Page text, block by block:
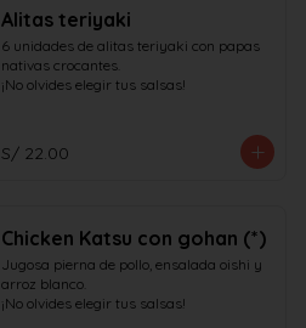
Alitas teriyaki
6 unidades de alitas teriyaki con papas
nativas crocantes.
¡No olvides elegir tus salsas!
S/ 22.00
Chicken Katsu con gohan (*)
Jugosa pierna de pollo, ensalada oishi y
arroz blanco.
¡No olvides elegir tus salsas!